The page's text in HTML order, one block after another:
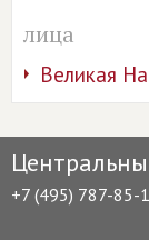
лица
Великая
+7 (495) 787-85-